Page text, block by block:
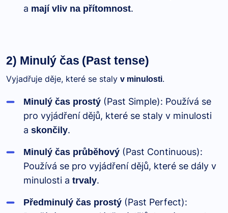
a mají vliv na přítomnost.
2) Minulý čas (Past tense)
Vyjadřuje děje, které se staly v minulosti.
Minulý čas prostý (Past Simple): Používá se
pro vyjádření dějů, které se staly v minulosti
a skončily.
Minulý čas průběhový (Past Continuous):
Používá se pro vyjádření dějů, které se dály v
minulosti a trvaly.
Předminulý čas prostý (Past Perfect):